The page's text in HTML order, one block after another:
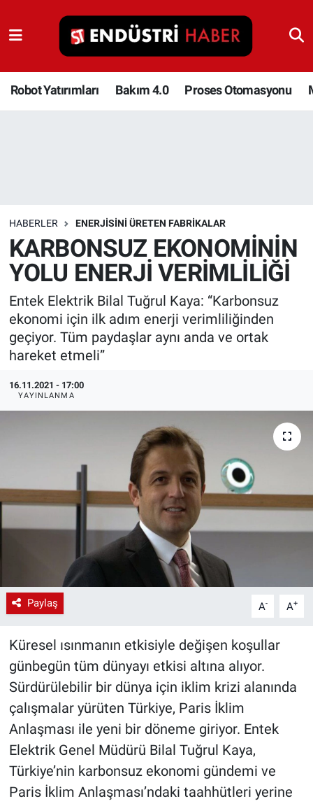
Robot Yatırımları Bakım 4.0 Proses Otomasyonu
HABERLER ENERJISINI ÜRETEN FABRIKALAR
KARBONSUZ EKONOMİNİN
YOLU ENERJİ VERİMLİLİĞİ
Entek Elektrik Bilal Tuğrul Kaya: “Karbonsuz
ekonomi için ilk adım enerji verimliliğinden
geçiyor. Tüm paydaşlar aynı anda ve ortak
hareket etmeli”
16.11.2021 - 17:00
YAYINLANMA
Paylaş A- A+
Küresel ısınmanın etkisiyle değişen koşullar
günbegün tüm dünyayı etkisi altına alıyor.
Sürdürülebilir bir dünya için iklim krizi alanında
çalışmalar yürüten Türkiye, Paris İklim
Anlaşması ile yeni bir döneme giriyor. Entek
Elektrik Genel Müdürü Bilal Tuğrul Kaya,
Türkiye’nin karbonsuz ekonomi gündemi ve
Paris İklim Anlaşması’ndaki taahhütleri yerine
Robot Yatırımları
Bakım 4.0
Depolama Çözümleri
İnşaat ve Malzeme
HaberOrtak
EndüstriST
Endüstri 4.0 Uygulamaları
Ağır Sanayi Çözümleri